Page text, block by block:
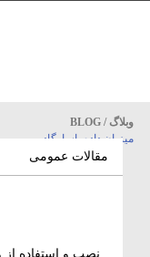
وبلاگ / BLOG
میزبان داده پاسارگاد
مقالات عمومی